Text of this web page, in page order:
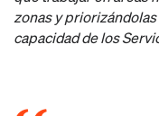
zonas y
capacidad de los